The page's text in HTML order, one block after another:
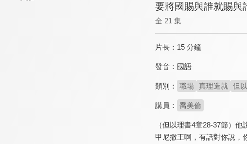
要將國賜與誰就賜與
全 21 集
片長： 15 分鐘
發音： 國語
類別： 職場 真理造就 但
講員： 喬美倫
（但以理書4章28-37節）
甲尼撒王啊，有話對你說，